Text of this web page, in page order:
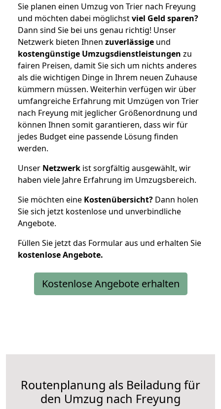
Sie planen einen Umzug von Trier nach Freyung
und möchten dabei möglichstviel Geld sparen?
Dann sind Sie bei uns genau richtig! Unser
Netzwerk bieten Ihnen zuverlässige und
kostengünstige Umzugsdienstleistungen zu
fairen Preisen, damit Sie sich um nichts anderes
als die wichtigen Dinge in Ihrem neuen Zuhause
kümmern müssen. Weiterhin verfügen wir über
umfangreiche Erfahrung mit Umzügen von Trier
nach Freyung mit jeglicher Größenordnung und
können Ihnen somit garantieren, dass wir für
jedes Budget eine passende Lösung finden
werden.
Unser Netzwerk ist sorgfältig ausgewählt, wir
haben viele Jahre Erfahrung im Umzugsbereich.
Sie möchten eine Kostenübersicht? Dann holen
Sie sich jetzt kostenlose und unverbindliche
Angebote.
Füllen Sie jetzt das Formular aus und erhalten Sie
kostenloseAngebote.
Kostenlose Angebote erhalten
Routenplanung als Beiladung für
den Umzug nach Freyung